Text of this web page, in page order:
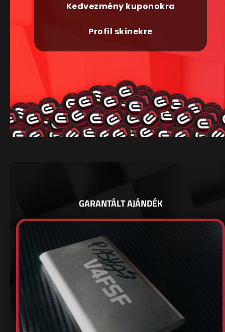
Kedvezmény kuponokra
Profil skinekre
GARANTÁLT AJÁNDÉK